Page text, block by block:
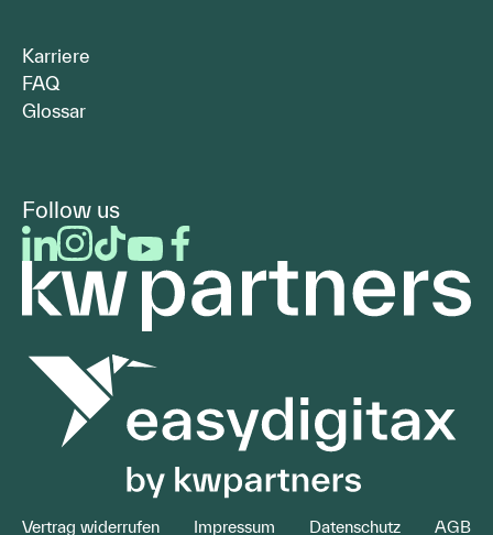
Karriere
FAQ
Glossar
Follow us
LinkedInInstagram
Facebook
YoutubeFacebook
Vertrag widerrufen Impressum Datenschutz AGB